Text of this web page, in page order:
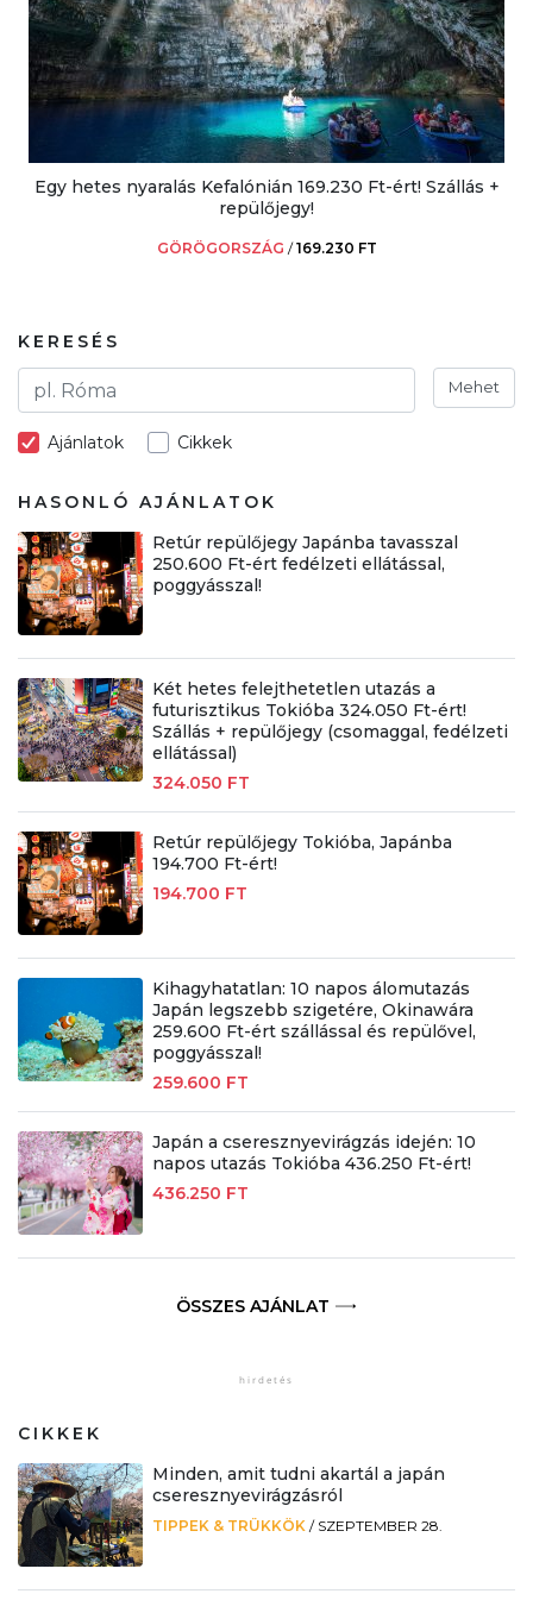
Egy hetes nyaralás Kefalónián 169.230 Ft-ért! Szállás +
repülőjegy!
GÖRÖGORSZÁG /169.230 FT
KERESÉS
Mehet
Ajánlatok Cikkek
HASONLÓ AJÁNLATOK
Retúr repülőjegy Japánba tavasszal
250.600 Ft-ért fedélzeti ellátással,
poggyásszal!
Két hetes felejthetetlen utazás a
futurisztikus Tokióba 324.050 Ft-ért!
Szállás + repülőjegy (csomaggal, fedélzeti
ellátással)
324.050 FT
Retúr repülőjegy Tokióba, Japánba
194.700 Ft-ért!
194.700 FT
Kihagyhatatlan: 10 napos álomutazás
Japán legszebb szigetére, Okinawára
259.600 Ft-ért szállással és repülővel,
poggyásszal!
259.600 FT
Japán a cseresznyevirágzás idején: 10
napos utazás Tokióba 436.250 Ft-ért!
436.250 FT
ÖSSZES AJÁNLAT
CIKKEK
Minden, amit tudni akartál a japán
cseresznyevirágzásról
TIPPEK & TRÜKKÖK / SZEPTEMBER 28.